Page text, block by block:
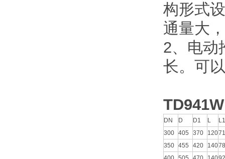
构形式
通量大
2、电动
长。可
TD941W
DN D D1 L
L1
300 405 370 120
350 455 420 140